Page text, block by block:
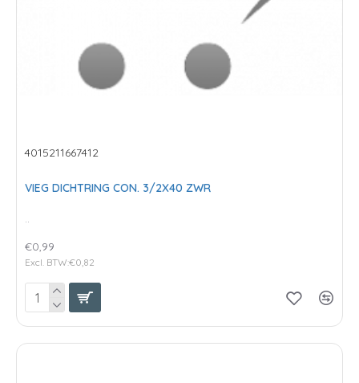
4015211667412
VIEG DICHTRING CON. 3/2X40 ZWR
€0,99
Excl. BTW:€0,82